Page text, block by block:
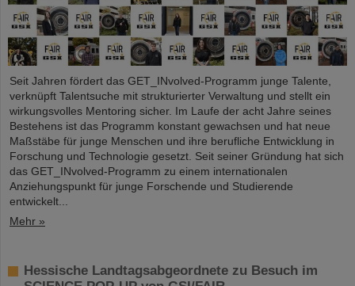
Seit Jahren fördert das GET_INvolved-Programm junge Talente,
verknüpft Talentsuche mit strukturierter Verwaltung und stellt ein
wirkungsvolles Mentoring sicher. Im Laufe der acht Jahre seines
Bestehens ist das Programm konstant gewachsen und hat neue
Maßstäbe für junge Menschen und ihre berufliche Entwicklung in
Forschung und Technologie gesetzt. Seit seiner Gründung hat sich
das GET_INvolved-Programm zu einem internationalen
Anziehungspunkt für junge Forschende und Studierende
entwickelt...
Mehr »
Hessische Landtagsabgeordnete zu Besuch im